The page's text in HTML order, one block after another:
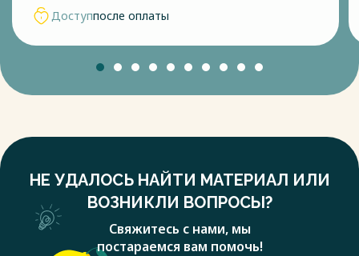
Доступпосле оплаты
НЕ УДАЛОСЬ НАЙТИ МАТЕРИАЛ ИЛИ
ВОЗНИКЛИ ВОПРОСЫ?
Свяжитесь с нами, мы
постараемся вам помочь!